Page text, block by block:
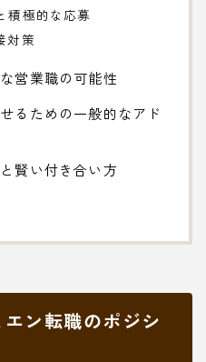
積極的な応募
対策
営業職の可能性
るための一般的なアド
賢い付き合い方
ン転職のポジシ